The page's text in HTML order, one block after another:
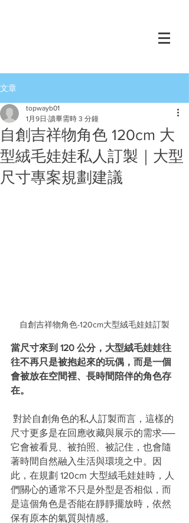
文章
自創吉祥物角色 120cm 大
型絨毛娃娃私人訂製｜大型
尺寸專案規劃建議
topwayb01
1月9日 讀畢需時 3 分鐘
自創吉祥物角色-120cm大型絨毛娃娃訂製
當尺寸來到 120 公分，大型絨毛娃娃往
往不再只是被抱起來的玩偶，而是一個
會被放在空間裡、長時間陪伴的角色存
在。
尺寸更多是在回應收藏與展示的需求──
它會被看見、被拍照、被記住，也會隨
著時間自然融入生活與環境之中。因
此，在規劃 120cm 大型絨毛娃娃時，人
們關心的通常不只是外型是否相似，而
是這個角色是否能在靜靜擺放時，依然
保有原本的氣質與情感。